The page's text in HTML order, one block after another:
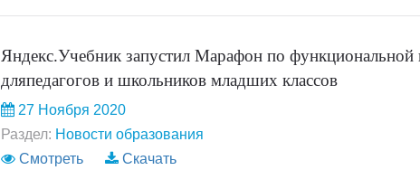
Яндекс.Учебник запустил Марафон по функциональной
дляпедагогов и школьников младших классов
27 Ноября 2020
Раздел: Новости образования
Смотреть
Скачать